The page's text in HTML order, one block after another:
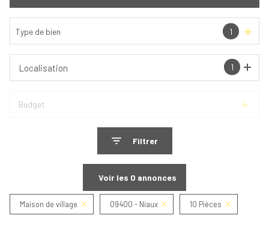
Type de bien 1
1
Localisation
Budget
Filtrer
Voir les 0 annonces
Maison de village 09400 - Niaux 10 Pièces